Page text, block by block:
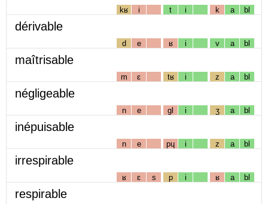
kʁ i t i k a bl
dérivable
d e ʁ i v a bl
maîtrisable
m ɛ tʁ i z a bl
négligeable
n e gl i ʒ a bl
inépuisable
n e pɥ i z a bl
irrespirable
ʁ ɛ s p i ʁ a bl
respirable